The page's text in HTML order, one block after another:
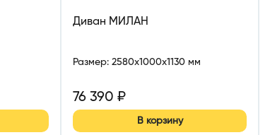
Диван МИЛАН
Размер: 2580x1000x1130 мм
76 390 ₽
В корзину